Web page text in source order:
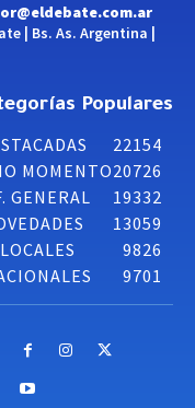
| Bs. As. Argentina |
Populares
22154
MOMENTO20726
GENERAL
19332
13059
LOCALES
9826
9701